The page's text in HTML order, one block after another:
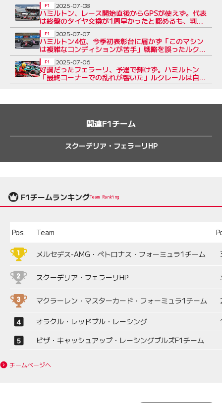
ハミルトン、レース開始直後からGPSが使えず。代表
は終盤のタイヤ交換が1周早かったと認めるも、判断
を擁護
F1 2025-07-08
ハミルトン4位、今季初表彰台に届かず「このマシン
は複雑なコンディションが苦手」戦略を誤ったルク
レールは14位
F1 2025-07-07
好調だったフェラーリ、予選で輝けず。ハミルトン
「最終コーナーでの乱れが響いた」ルクレールは自分
に苛立ち
F1 2025-07-06
関連F1チーム
スクーデリア・フェラーリHP
F1チームランキングTeam Ranking
Pos. Team
メルセデス-AMG・ペトロナス・フォーミュラ1チーム
スクーデリア・フェラーリHP
マクラーレン・マスターカード・フォーミュラ1チーム
オラクル・レッドブル・レーシング
ビザ・キャッシュアップ・レーシングブルズF1チーム
チームページへ